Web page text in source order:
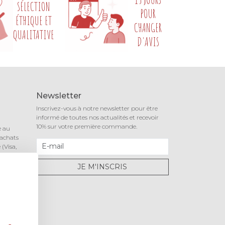
SÉLECTION
ÉTHIQUE ET
QUALITATIVE
POUR
CHANGER
D'AVIS
au
Newsletter
Inscrivez-vous à notre newsletter pour être
informé de toutes nos actualités et recevoir
10% sur votre première commande.
JE M'INSCRIS